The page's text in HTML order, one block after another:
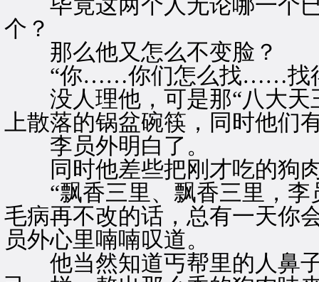
毕竟这两个人无论哪一个已
个？
那么他又怎么不变脸？
“你……你们怎么找……找得
没人理他，可是那“八大天
上散落的锅盆碗筷，同时他们
李员外明白了。
同时他差些把刚才吃的狗
“飘香三里、飘香三里，李
毛病再不改的话，总有一天
员外心里喃喃叹道。
他当然知道丐帮里的人鼻子